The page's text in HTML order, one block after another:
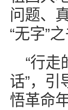
问题、
“无字”之
“行走
话”，引
悟革命